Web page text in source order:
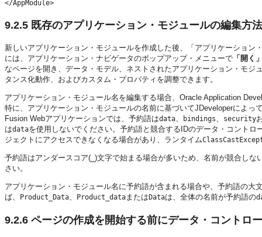
9.2.5 既存のアプリケーション・モジュールの編集方法
新しいアプリケーション・モジュールを作成した後、「アプリケーショ
には、アプリケーション・ナビゲータのポップアップ・メニューで 「開く
なページを開き、データ・モデル、ネストされたアプリケーション・モ
タンス化動作、およびカスタム・プロパティを調整できます。
アプリケーション・モジュール名を編集する場合、Oracle Application
特に、アプリケーション・モジュールの名前に基づいてJDeveloperによ
Fusion Webアプリケーションでは、予約語はdata bindings security
はdataを使用しないでください。予約語と競合するIDのデータ・コント
ジェクトにアクセスできなくなる場合があり、ランタイム
予約語はアンダースコア( )文字で始まる場合が多いため、名前が競合し
さい。
アプリケーション・モジュール名に予約語が含まれる場合や、予約語の
ば、
Product_Data Product_data またはDataは、全体の名前が予約語の
9.2.6 ページの作成を開始する前にデータ・コントロ